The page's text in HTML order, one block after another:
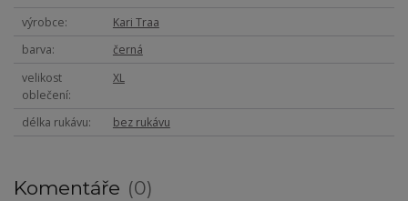
výrobce
Kari Traa
barva
černá
velikost
oblečení
XL
délka rukávu bez rukávu
Komentáře 0